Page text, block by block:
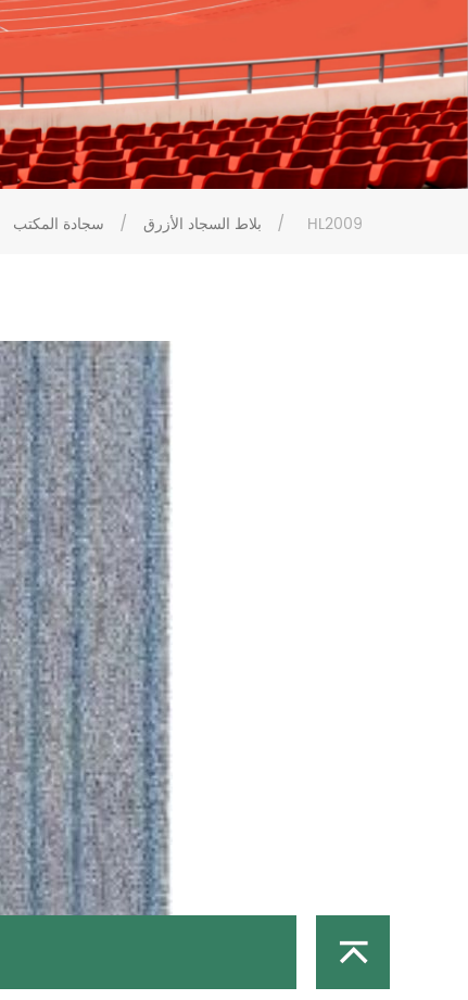
سجادة المكتب / بلاط السجاد الأزرق / HL2009